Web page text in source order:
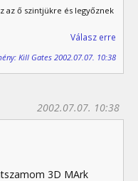
az ő szintjükre és legyőznek
Válasz erre
Kill Gates 2002.07.07. 10:38
2002.07.07. 10:38
3D MArk